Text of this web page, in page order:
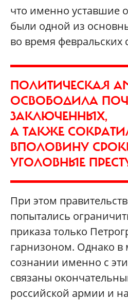
что именно уставшие
были одной из
во время февральских
ПОЛИТИЧЕСКАЯ
ОСВОБОДИЛА
ЗАКЛЮЧЕННЫХ,
А ТАКЖЕ
ВПОЛОВИНУ
УГОЛОВНЫЕ
При этом
попытались
приказа только
гарнизоном. Однако в
сознании именно с
связаны
российской армии и